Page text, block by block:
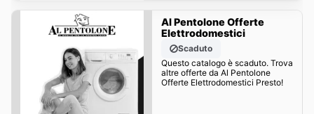
Al Pentolone Offerte
Elettrodomestici
Scaduto
Questo catalogo è scaduto. Trova
altre offerte da Al Pentolone
Offerte Elettrodomestici Presto!